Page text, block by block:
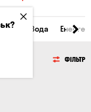
Ром Вода
ФІЛЬТР